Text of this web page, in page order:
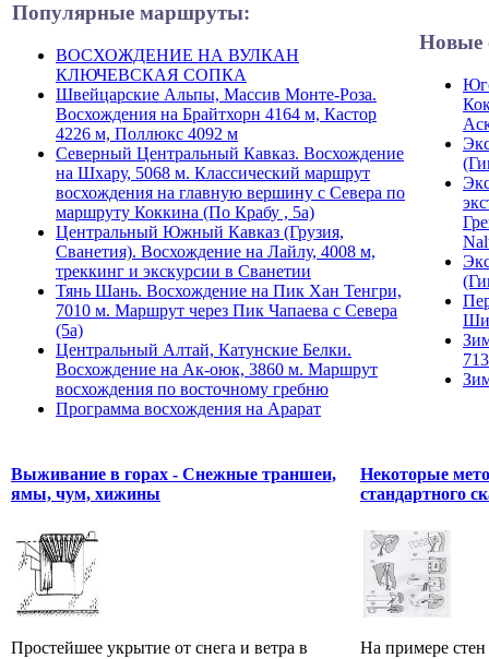
Популярные маршруты:
ВОСХОЖДЕНИЕ НА ВУЛКАН
КЛЮЧЕВСКАЯ СОПКА
Швейцарские Альпы, Массив Монте-Роза.
Восхождения на Брайтхорн 4164 м, Кастор
4226 м, Поллюкс 4092 м
Северный Центральный Кавказ. Восхождение
на Шхару, 5068 м. Классический маршрут
восхождения на главную вершину с Севера по
маршруту Коккина (По Крабу , 5а)
Центральный Южный Кавказ (Грузия,
Сванетия). Восхождение на Лайлу, 4008 м,
треккинг и экскурсии в Сванетии
Тянь Шань. Восхождение на Пик Хан Тенгри,
7010 м. Маршрут через Пик Чапаева с Севера
(5а)
Центральный Алтай, Катунские Белки.
Восхождение на Ак-оюк, 3860 м. Маршрут
восхождения по восточному гребню
Программа восхождения на Арарат
Новые
Выживание в горах - Снежные траншеи,
ямы, чум, хижины
Простейшее укрытие от снега и ветра в
Некоторые
стандартного
На примере